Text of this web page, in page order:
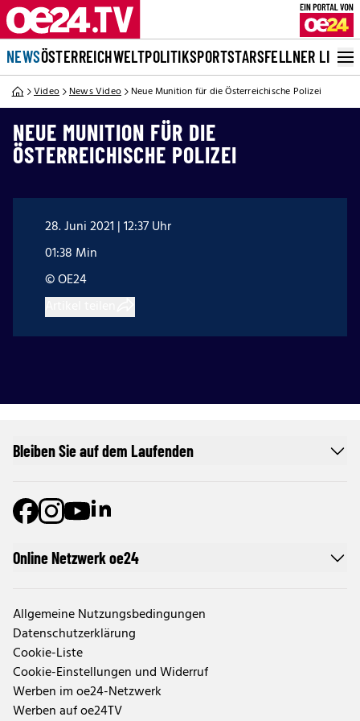
NEWSÖSTERREICHWELTPOLITIKSPORTSTARSFELLNER LIVE
Video News Video Neue Munition für die Österreichische Polizei
NEUE MUNITION FÜR DIE
ÖSTERREICHISCHE POLIZEI
28. Juni 2021 | 12:37 Uhr
01:38 Min
© OE24
Online Netzwerk oe24
Allgemeine Nutzungsbedingungen
Datenschutzerklärung
Cookie-Liste
Cookie-Einstellungen und Widerruf
Werben im oe24-Netzwerk
Werben auf oe24TV
Bleiben Sie auf dem Laufenden